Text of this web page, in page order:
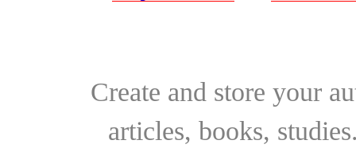
Create and store your
articles, books,